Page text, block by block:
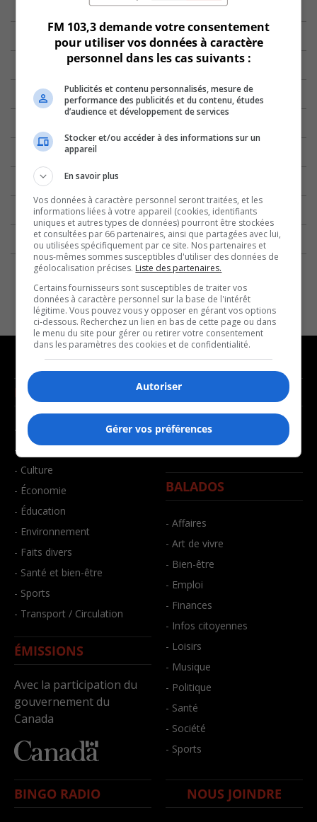
NOUVELLES
- Affaires municipales
- Communauté / Social
- Culture
- Économie
- Éducation
- Environnement
- Faits divers
- Santé et bien-être
- Sports
- Transport / Circulation
ÉMISSIONS
Avec la participation du
gouvernement du
Canada
MUSIQUE
- Décompte franco
- Joué récemment
BALADOS
- Affaires
- Art de vivre
- Bien-être
- Emploi
- Finances
- Infos citoyennes
- Loisirs
- Musique
- Politique
- Santé
- Société
- Sports
BINGO RADIO NOUS JOINDRE
FM 103,3 demande votre consentement
pour utiliser vos données à caractère
personnel dans les cas suivants :
Publicités et contenu personnalisés, mesure de
performance des publicités et du contenu, études
d’audience et développement de services
Stocker et/ou accéder à des informations sur un
appareil
En savoir plus
Vos données à caractère personnel seront traitées, et les
informations liées à votre appareil (cookies, identifiants
uniques et autres types de données) pourront être stockées
et consultées par 66 partenaires, ainsi que partagées avec lui,
ou utilisées spécifiquement par ce site. Nos partenaires et
nous-mêmes sommes susceptibles d'utiliser des données de
géolocalisation précises. Liste des partenaires.
Certains fournisseurs sont susceptibles de traiter vos
données à caractère personnel sur la base de l'intérêt
légitime. Vous pouvez vous y opposer en gérant vos options
ci-dessous. Recherchez un lien en bas de cette page ou dans
le menu du site pour gérer ou retirer votre consentement
dans les paramètres des cookies et de confidentialité.
Autoriser
Gérer vos préférences